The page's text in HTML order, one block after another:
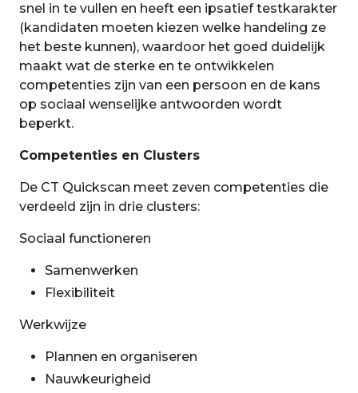
snel in te vullen en heeft een ipsatief testkarakter
(kandidaten moeten kiezen welke handeling ze
het beste kunnen), waardoor het goed duidelijk
maakt wat de sterke en te ontwikkelen
competenties zijn van een persoon en de kans
op sociaal wenselijke antwoorden wordt
beperkt.
Competenties en Clusters
De CT Quickscan meet zeven competenties die
verdeeld zijn in drie clusters:
Sociaal functioneren
Samenwerken
Flexibiliteit
Werkwijze
Plannen en organiseren
Nauwkeurigheid